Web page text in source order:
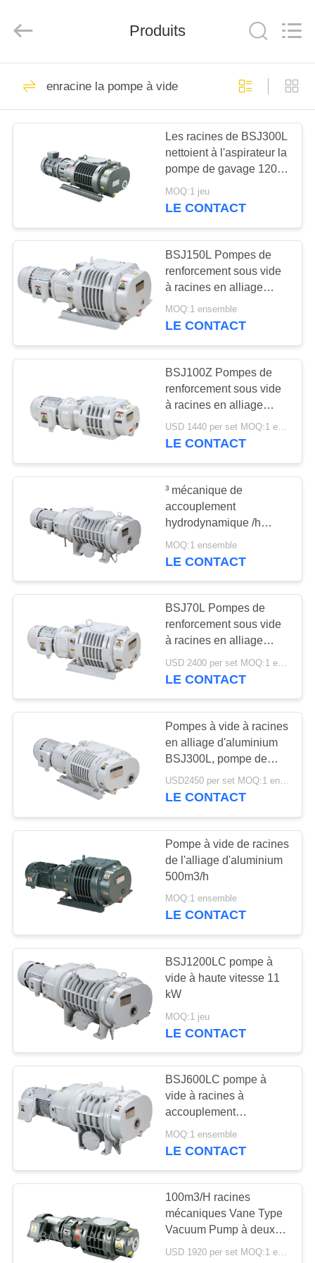
MAISON
PRODUITS
PROPOS
NOUS
VISITE
DE
CONTRÔLE
LA
QUALITÉ
NOUS
CONTACTER
DEMANDEZ
UN DEVIS
BAOSI
COMPRESSOR
POLITIQUE
CONFIDENTIALITÉ
Energy
Equipment
All
Reserved.
pompe à vide
rotatoire de palette
Pompe à vide de
rouleau
13
Pompe à vide sèche
de vis
enracine la pompe à
vide
Pompe à vide de
propulseur
système de pompe
à vide
4
Filtre de brouillard
d'huile
Valve sous vide
Produits
enracine la pompe à vide
Les racines de BSJ300L
nettoient à l'aspirateur la
pompe de gavage 1200
symétrie géométrique du
³ /h 3.7kW de m bonne,
MOQ:1 jeu
LE CONTACT
BSJ150L Pompes de
renforcement sous vide
à racines en alliage
d'aluminium 500 m3/h
2,2 kW
MOQ:1 ensemble
LE CONTACT
BSJ100Z Pompes de
renforcement sous vide
à racines en alliage
d'aluminium 95m3/h 0,4
kW
USD 1440 per set MOQ:1 ensemble
LE CONTACT
³ mécanique de
accouplement
hydrodynamique /h
11kW de la pompe à
vide 4140m de racines
MOQ:1 ensemble
LE CONTACT
BSJ70L Pompes de
renforcement sous vide
à racines en alliage
d'aluminium 280m3/h
0,75kW
USD 2400 per set MOQ:1 ensemble
LE CONTACT
Pompes à vide à racines
en alliage d'aluminium
BSJ300L, pompe de
renforcement 1000m3/h
3.7kW
USD2450 per set MOQ:1 ensemble
LE CONTACT
Pompe à vide de racines
de l'alliage d'aluminium
500m3/h
MOQ:1 ensemble
LE CONTACT
BSJ1200LC pompe à
vide à haute vitesse 11
kW
MOQ:1 jeu
LE CONTACT
BSJ600LC pompe à
vide à racines à
accouplement
hydrodynamique
MOQ:1 ensemble
LE CONTACT
100m3/H racines
mécaniques Vane Type
Vacuum Pump à deux
étages
USD 1920 per set MOQ:1 ensemble